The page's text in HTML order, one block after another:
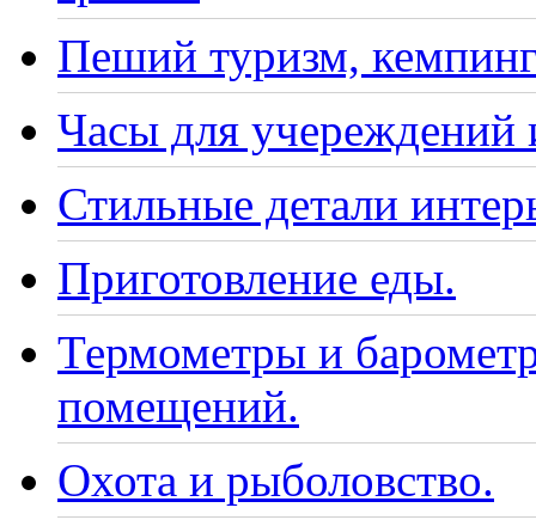
Пеший туризм,
Часы для учереждений
Стильные детали
Приготовление еды.
Термометры и
помещений.
Охота и рыболовство.